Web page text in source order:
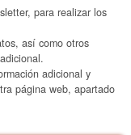
para realizar los
así como otros
adicional y
página web, apartado